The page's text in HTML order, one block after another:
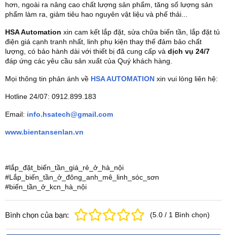
hơn, ngoài ra nâng cao chất lượng sản phẩm, tăng số lượng sản
phẩm làm ra, giảm tiêu hao nguyên vật liệu và phế thải...
HSA Automation xin cam kết lắp đặt, sửa chữa biến tần, lắp đặt tủ
điện giá cạnh tranh nhất, linh phụ kiện thay thế đảm bảo chất
lượng, có bảo hành dài với thiết bị đã cung cấp và dịch vụ 24/7
đáp ứng các yêu cầu sản xuất của Quý khách hàng.
Mọi thông tin phản ánh về HSA AUTOMATION xin vui lòng liên hệ:
Hotline 24/07: 0912.899.183
Email: info.hsatech@gmail.com
www.bientansenlan.vn
#lắp_đặt_biến_tần_giá_rẻ_ở_hà_nội
#Lắp_biến_tần_ở_đông_anh_mê_linh_sóc_sơn
#biến_tần_ở_kcn_hà_nội
Bình chọn của bạn: (5.0 / 1 Bình chọn)